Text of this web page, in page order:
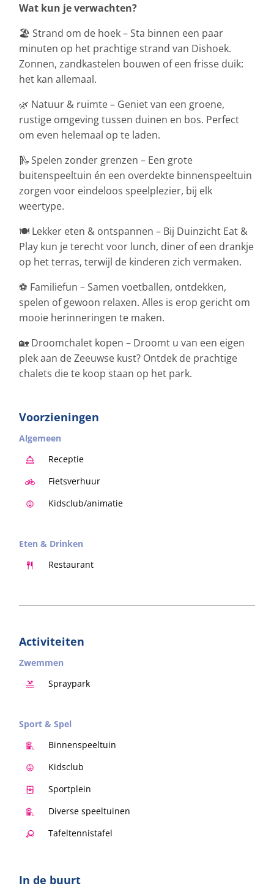
Wat kun je verwachten?
🏖️ Strand om de hoek – Sta binnen een paar
minuten op het prachtige strand van Dishoek.
Zonnen, zandkastelen bouwen of een frisse duik:
het kan allemaal.
🌿 Natuur & ruimte – Geniet van een groene,
rustige omgeving tussen duinen en bos. Perfect
om even helemaal op te laden.
🛝 Spelen zonder grenzen – Een grote
buitenspeeltuin én een overdekte binnenspeeltuin
zorgen voor eindeloos speelplezier, bij elk
weertype.
🍽️ Lekker eten & ontspannen – Bij Duinzicht Eat &
Play kun je terecht voor lunch, diner of een drankje
op het terras, terwijl de kinderen zich vermaken.
⚽ Familiefun – Samen voetballen, ontdekken,
spelen of gewoon relaxen. Alles is erop gericht om
mooie herinneringen te maken.
🏡 Droomchalet kopen – Droomt u van een eigen
plek aan de Zeeuwse kust? Ontdek de prachtige
chalets die te koop staan op het park.
Voorzieningen
Algemeen
Receptie
Fietsverhuur
Kidsclub/animatie
Eten & Drinken
Restaurant
Activiteiten
Zwemmen
Spraypark
Sport & Spel
Binnenspeeltuin
Kidsclub
Sportplein
Diverse speeltuinen
Tafeltennistafel
In de buurt